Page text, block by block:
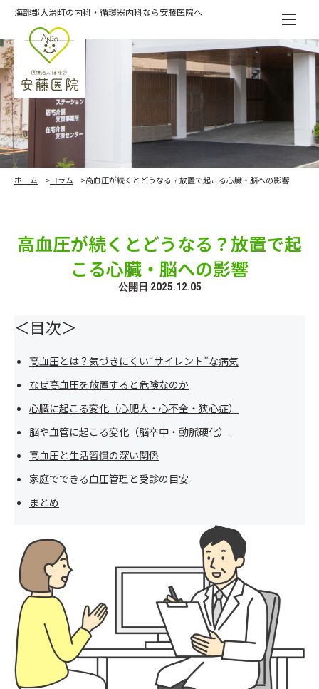
Skip
content
海部郡大治町の内科・循環器内科なら安藤医院へ
ホーム コラム 高血圧が続くとどうなる？放置で起こる心臓・脳への影響
高血圧が続くとどうなる？放置で起
こる心臓・脳への影響
公開日 2025.12.05
＜目次＞
高血圧とは？気づきにくい“サイレント”な病気
なぜ高血圧を放置すると危険なのか
心臓に起こる変化（心肥大・心不全・狭心症）
脳や血管に起こる変化（脳卒中・動脈硬化）
高血圧と生活習慣の深い関係
家庭でできる血圧管理と受診の目安
まとめ